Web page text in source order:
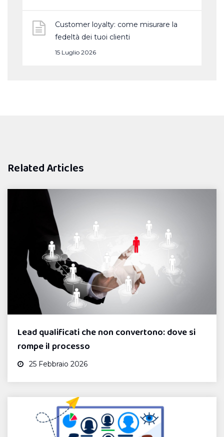
Customer loyalty: come misurare la
fedeltà dei tuoi clienti
15 Luglio 2026
Related Articles
Lead qualificati che non convertono: dove si
rompe il processo
25 Febbraio 2026